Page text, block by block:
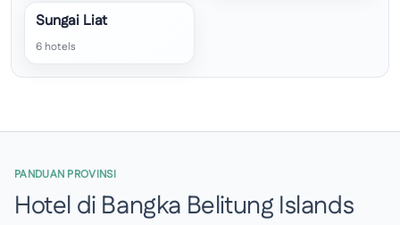
Sungai Liat
6 hotels
PANDUAN PROVINSI
Hotel di Bangka Belitung Islands